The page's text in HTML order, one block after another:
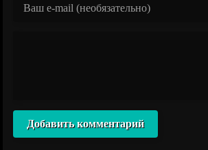
Добавить комментарий